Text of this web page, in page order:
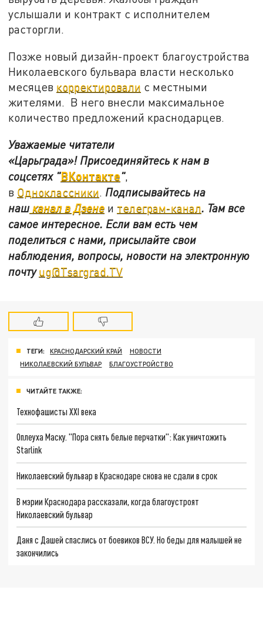
услышали и контракт с исполнителем
расторгли.
Позже новый дизайн-проект благоустройства
Николаевского бульвара власти несколько
месяцев корректировали с местными
жителями. В него внесли максимальное
количество предложений краснодарцев.
Уважаемые читатели
«Царьграда»! Присоединяйтесь к нам в
соцсетях "ВКонтакте",
в Одноклассники. Подписывайтесь на
нашканал в Дзене и телеграм-канал. Там все
самое интересное. Если вам есть чем
поделиться с нами, присылайте свои
наблюдения, вопросы, новости на электронную
почтуug@Tsargrad.TV
ТЕГИ: КРАСНОДАРСКИЙ КРАЙ
НОВОСТИ
НИКОЛАЕВСКИЙ БУЛЬВАР
БЛАГОУСТРОЙСТВО
ЧИТАЙТЕ ТАКЖЕ:
Технофашисты XXI века
Оплеуха Маску. "Пора снять белые перчатки": Как уничтожить
Starlink
Николаевский бульвар в Краснодаре снова не сдали в срок
В мэрии Краснодара рассказали, когда благоустроят
Николаевский бульвар
Даня с Дашей спаслись от боевиков ВСУ. Но беды для малышей не
закончились